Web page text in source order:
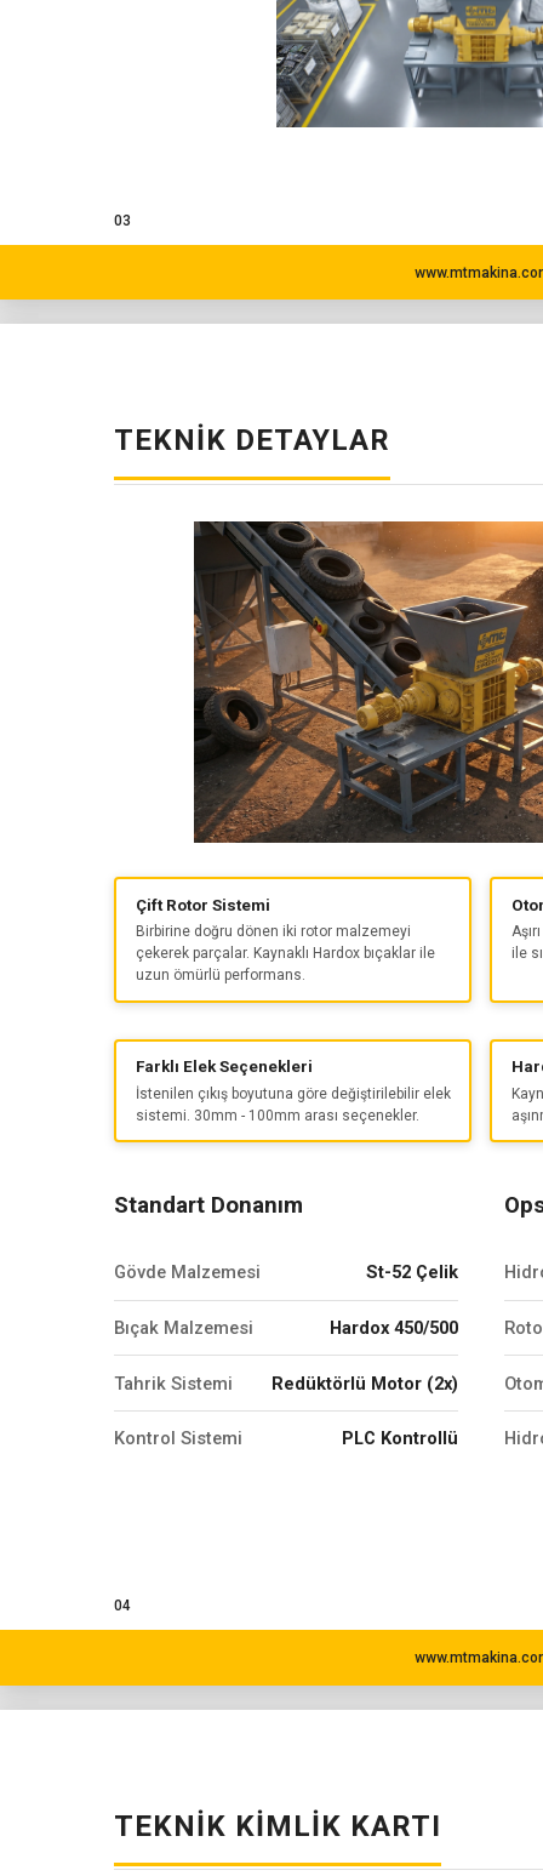
03
TEKNIK DETAYLAR
Çift Rotor Sistemi
Birbirine doğru dönen iki rotor malzemeyi
çekerek parçalar. Kaynaklı Hardox bıçaklar ile
uzun ömürlü performans.
ile
Farklı Elek Seçenekleri
İstenilen çıkış boyutuna göre değiştirilebilir elek
sistemi. 30mm - 100mm arası seçenekler.
Standart Donanım
Gövde Malzemesi St-52 Çelik
Bıçak Malzemesi Hardox 450/500
Tahrik Sistemi Redüktörlü Motor (2x)
Kontrol Sistemi PLC Kontrollü
04
TEKNIK KIMLIK KARTI